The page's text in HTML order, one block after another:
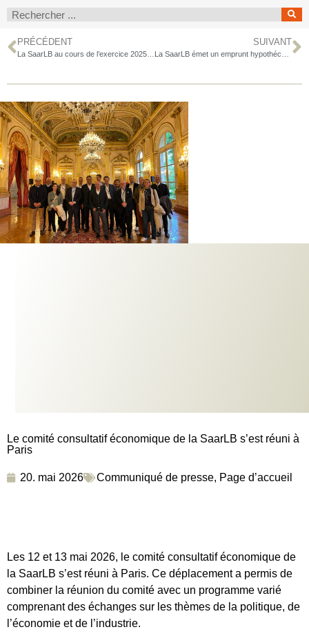
PRÉCÉDENT SUIVANT
Le comité consultatif économique de la SaarLB s’est réuni à
Paris
20. mai 2026 Communiqué de presse, Page d’accueil
Les 12 et 13 mai 2026, le comité consultatif économique de
la SaarLB s’est réuni à Paris. Ce déplacement a permis de
combiner la réunion du comité avec un programme varié
comprenant des échanges sur les thèmes de la politique, de
l’économie et de l’industrie.